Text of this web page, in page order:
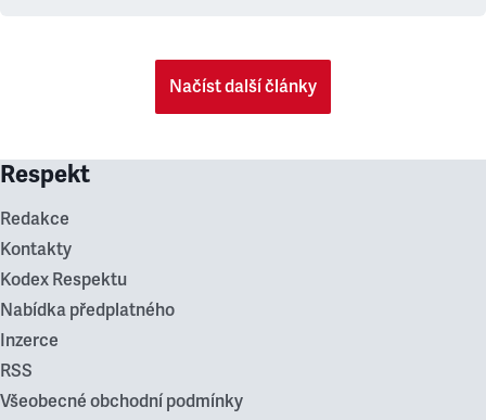
Načíst další články
Respekt
Redakce
Kontakty
Kodex Respektu
Nabídka předplatného
Inzerce
RSS
Všeobecné obchodní podmínky